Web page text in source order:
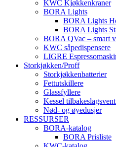
KWC Kjøkkenkraner
BORA Lights
BORA Lights
BORA Lights
BORA QVac – smart
KWC såpedispensere
LIGRE
Storkjøkken/Proff
Storkjøkkenbatterier
Fettutskillere
Glassfyllere
Kessel
Nød- og øyedusjer
RESSURSER
BORA-katalog
BORA Prisliste